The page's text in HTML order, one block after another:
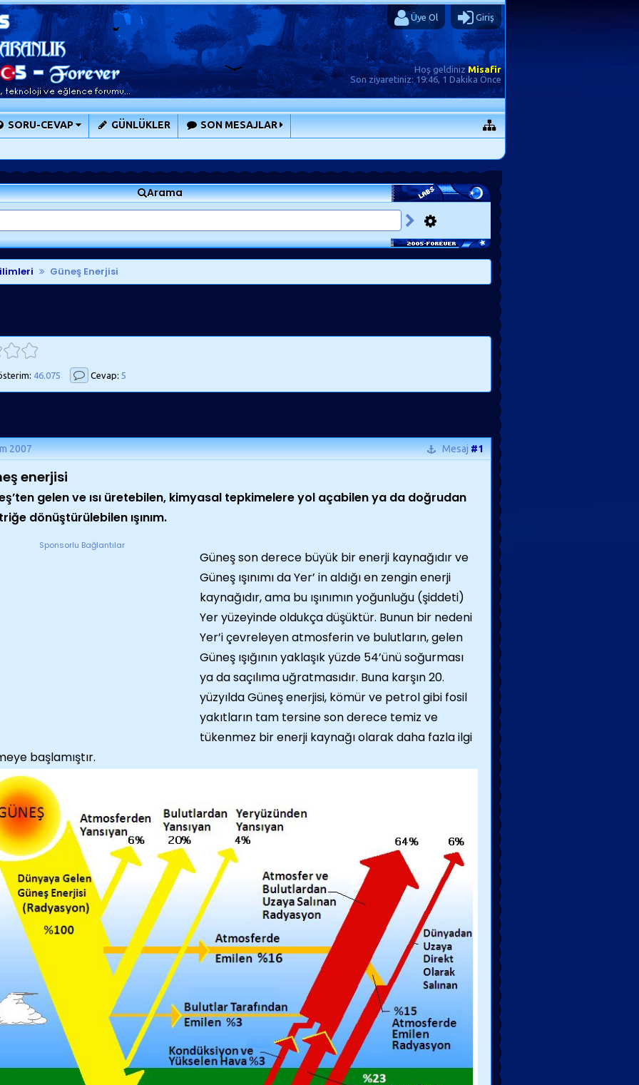
Üye Ol Giriş
Hoş geldiniz Misafir
Son ziyaretiniz:19:46, 1 Dakika Önce
SORU-CEVAP GÜNLÜKLER SON MESAJLAR
Arama
Güneş Enerjisi
46.075 Cevap: 5
2007 Mesaj#1
enerjisi
gelen ve ısı üretebilen, kimyasal tepkimelere yol açabilen ya da doğrudan
dönüştürülebilen ışınım.
Sponsorlu Bağlantılar
Güneş son derece büyük bir enerji kaynağıdır ve
Güneş ışınımı da Yer’ in aldığı en zengin enerji
kaynağıdır, ama bu ışınımın yoğunluğu (şiddeti)
Yer yüzeyinde oldukça düşüktür. Bunun bir nedeni
Yer’i çevreleyen atmosferin ve bulutların, gelen
Güneş ışığının yaklaşık yüzde 54’ünü soğurması
ya da saçılıma uğratmasıdır. Buna karşın 20.
yüzyılda Güneş enerjisi, kömür ve petrol gibi fosil
yakıtların tam tersine son derece temiz ve
tükenmez bir enerji kaynağı olarak daha fazla ilgi
başlamıştır.